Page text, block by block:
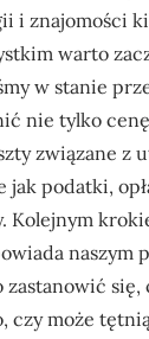
i znajomości
warto
w stanie
nie tylko
związane z
podatki,
Kolejnym
naszym
się,
czy może